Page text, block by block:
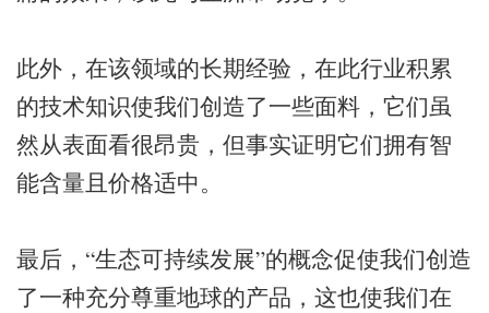
此外，在该领域的长期经验，在此行业积累
的技术知识使我们创造了一些面料，它们虽
然从表面看很昂贵，但事实证明它们拥有智
能含量且价格适中。
最后，“生态可持续发展”的概念促使我们创造
了一种充分尊重地球的产品，这也使我们在